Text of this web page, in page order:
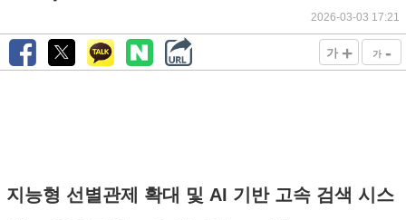
2026-03-03 17:21
가 + 가 -
지능형 선별관제 확대 및 AI 기반 고속 검색 시스